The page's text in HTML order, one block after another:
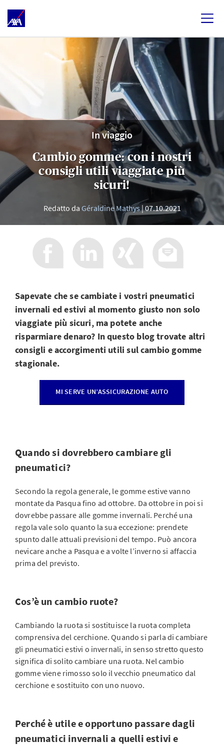
In viaggio
Cambio gomme: con i nostri
consigli utili viaggiate più
sicuri!
Redatto da Géraldine Mathys 07.10.2021
Sapevate che se cambiate i vostri pneumatici
invernali ed estivi al momento giusto non solo
viaggiate più sicuri, ma potete anche
risparmiare denaro? In questo blog trovate altri
consigli e accorgimenti utili sul cambio gomme
stagionale.
MI SERVE UN’ASSICURAZIONE AUTO
Quando si dovrebbero cambiare gli
pneumatici?
Secondo la regola generale, le gomme estive vanno
montate da Pasqua fino ad ottobre. Da ottobre in poi si
dovrebbe passare alle gomme invernali. Perché una
regola vale solo quanto la sua eccezione: prendete
spunto dalle attuali previsioni del tempo. Può ancora
nevicare anche a Pasqua e a volte l’inverno si affaccia
prima del previsto.
Cos’è un cambio ruote?
Cambiando la ruota si sostituisce la ruota completa
comprensiva del cerchione. Quando si parla di cambiare
gli pneumatici estivi o invernali, in senso stretto questo
significa di solito cambiare una ruota. Nel cambio
gomme viene rimosso solo il vecchio pneumatico dal
cerchione e sostituito con uno nuovo.
Perché è utile e opportuno passare dagli
pneumatici invernali a quelli estivi e